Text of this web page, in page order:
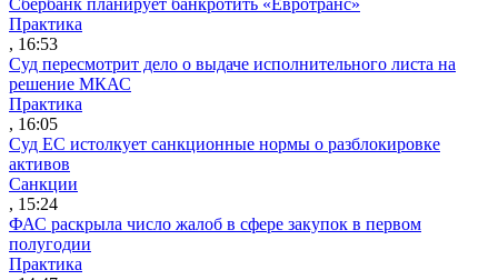
Практика
, 16:53
Суд пересмотрит дело о выдаче исполнительного листа на
решение МКАС
Практика
, 16:05
Суд ЕС истолкует санкционные нормы о разблокировке
активов
Санкции
, 15:24
ФАС раскрыла число жалоб в сфере закупок в первом
полугодии
Практика